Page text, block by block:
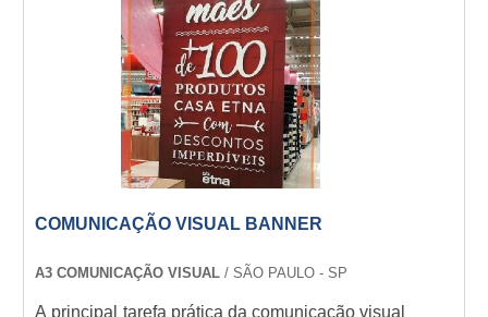
equipamento deve ser bem finalizado para que
os usuários que o observem tenham a melhor
percepção não somente sobre o ba....
COMUNICAÇÃO VISUAL BANNER
A3 COMUNICAÇÃO VISUAL / SÃO PAULO - SP
A principal tarefa prática da comunicação visual